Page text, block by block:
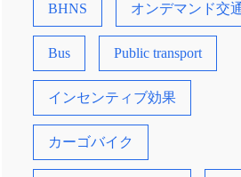
BHNS オンデマンド交
Bus Public transport
インセンティブ効果
カーゴバイク